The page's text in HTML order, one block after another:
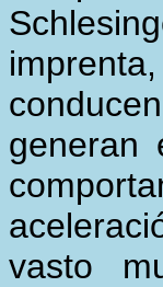
generan
vasto